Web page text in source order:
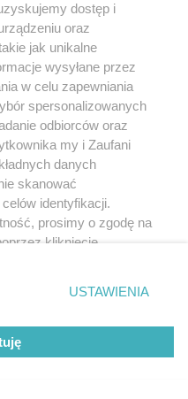
dostęp i
oraz
jak unikalne
wysyłane przez
w celu zapewniania
spersonalizowanych
odbiorców oraz
my i Zaufani
danych
skanować
identyfikacji.
prosimy o zgodę na
kliknięcie
ustawień prywatności
rogu strony
wymagają zgody
się takiemu
miały zastosowanie tylko
USTAWIENIA